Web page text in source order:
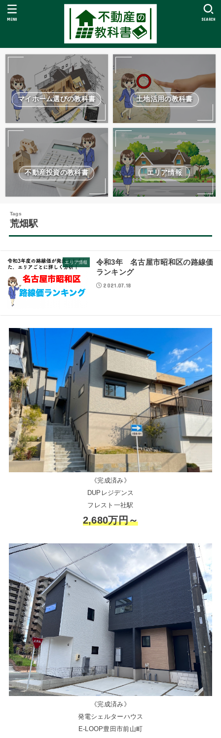
SEARCH
MENU
マイホーム選びの教科書 土地活用の教科書
不動産投資の教科書 エリア情報
荒畑駅
エリア情報
令和3年 名古屋市昭和区の路線価
ランキング
2021.07.18
《完成済み》
DUPレジデンス
フレスト一社駅
2,680万円～
《完成済み》
発電シェルターハウス
E-LOOP豊田市前山町